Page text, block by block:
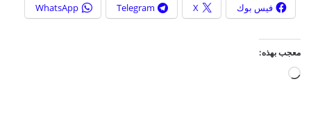
فيس بوك X
Telegram
WhatsApp
معجب بهذه: